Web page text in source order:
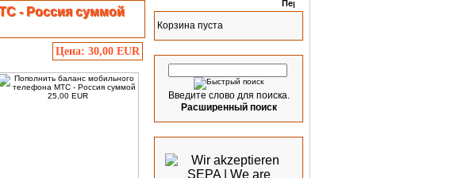
- Россия суммой
Цена: 30,00 EUR
Корзина пуста
Введите слово для поиска.
Расширенный поиск